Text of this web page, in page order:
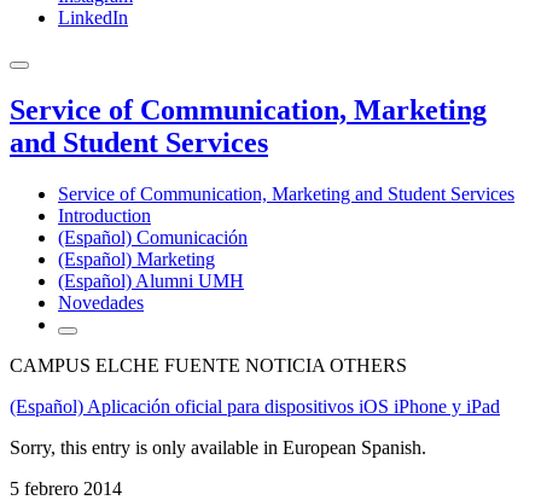
LinkedIn
Service of Communication, Marketing
and Student Services
Service of Communication, Marketing and Student Services
Introduction
(Español) Comunicación
(Español) Marketing
(Español) Alumni UMH
Novedades
CAMPUS ELCHE FUENTE NOTICIA OTHERS
(Español) Aplicación oficial para dispositivos iOS iPhone y iPad
Sorry, this entry is only available in European Spanish.
5 febrero 2014